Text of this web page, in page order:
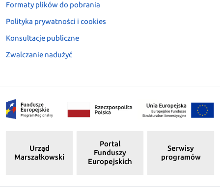
Formaty plików do pobrania
Polityka prywatności i cookies
Konsultacje publiczne
Zwalczanie nadużyć
Urząd
Marszałkowski
Portal
Funduszy
Europejskich
Serwisy
programów